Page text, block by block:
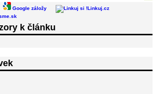
Google záložy
Linkuj.cz
k článku